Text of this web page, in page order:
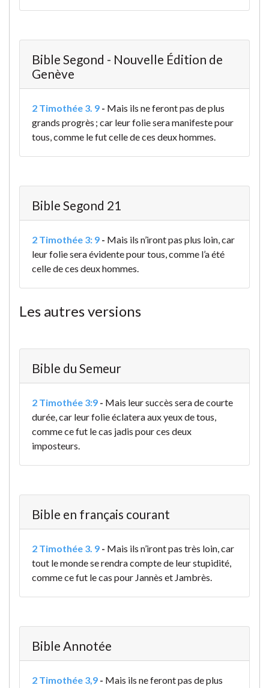
Bible Segond - Nouvelle Édition de
Genève
2 Timothée 3. 9 - Mais ils ne feront pas de plus
grands progrès ; car leur folie sera manifeste pour
tous, comme le fut celle de ces deux hommes.
Bible Segond 21
2 Timothée 3: 9 - Mais ils n’iront pas plus loin, car
leur folie sera évidente pour tous, comme l’a été
celle de ces deux hommes.
Les autres versions
Bible du Semeur
2 Timothée 3:9 - Mais leur succès sera de courte
durée, car leur folie éclatera aux yeux de tous,
comme ce fut le cas jadis pour ces deux
imposteurs.
Bible en français courant
2 Timothée 3. 9 - Mais ils n’iront pas très loin, car
tout le monde se rendra compte de leur stupidité,
comme ce fut le cas pour Jannès et Jambrès.
Bible Annotée
2 Timothée 3,9 - Mais ils ne feront pas de plus